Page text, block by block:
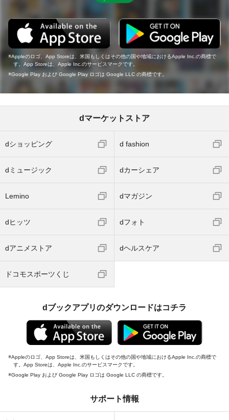
Appleのロゴ、App Storeは、米国もしくはその他の国や地域におけるApple Inc.の商標で
す。App Storeは、Apple Inc.のサービスマークです。
Google Play および Google Play ロゴは Google LLC の商標です。
dマーケットストア
dショッピング d fashion
dミュージック dカーシェア
Lemino dマガジン
dヒッツ dフォト
dアニメストア dヘルスケア
ドコモスポーツくじ
dブックアプリのダウンロードはコチラ
Appleのロゴ、App Storeは、米国もしくはその他の国や地域におけるApple Inc.の商標で
す。App Storeは、Apple Inc.のサービスマークです。
Google Play および Google Play ロゴは Google LLC の商標です。
サポート情報